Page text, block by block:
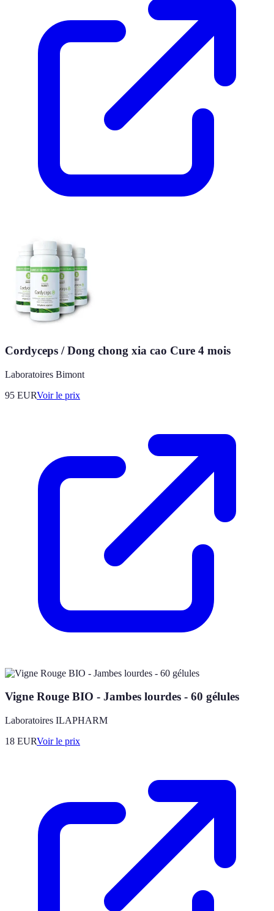
Cordyceps / Dong chong xia cao Cure 4 mois
Laboratoires Bimont
95 EURVoir le prix
Vigne Rouge BIO - Jambes lourdes - 60 gélules
Laboratoires ILAPHARM
18 EURVoir le prix